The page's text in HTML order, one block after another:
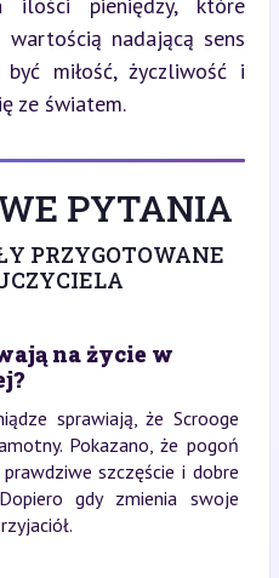
wartością nadającą sens
miłość, życzliwość i
ze światem.
PYTANIA
PRZYGOTOWANE
na życie w
sprawiają, że Scrooge
Pokazano, że pogoń
szczęście i dobre
gdy zmienia swoje